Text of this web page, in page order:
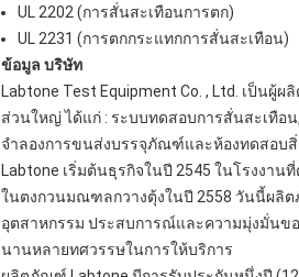
UL 2202 (การสั่นสะเทือนการตก)
UL 2231 (การตกกระแทกการสั่นสะเทือน)
ข้อมูล บริษัท
Labtone Test Equipment Co. , Ltd. เป็น
ส่วนใหญ่ ได้แก่ : ระบบทดสอบการสั่นสะเทือ
จำลองการขนส่งบรรจุภัณฑ์และห้องทดสอบ
Labtone เริ่มต้นธุรกิจในปี 2545 ในโรงงาน
ในตงกวนมณฑลกวางตุ้งในปี 2558 วันนี้ผลิ
อุตสาหกรรม ประสบการณ์และความมุ่งมั่นข
นานหลายทศวรรษในการให้บริการ